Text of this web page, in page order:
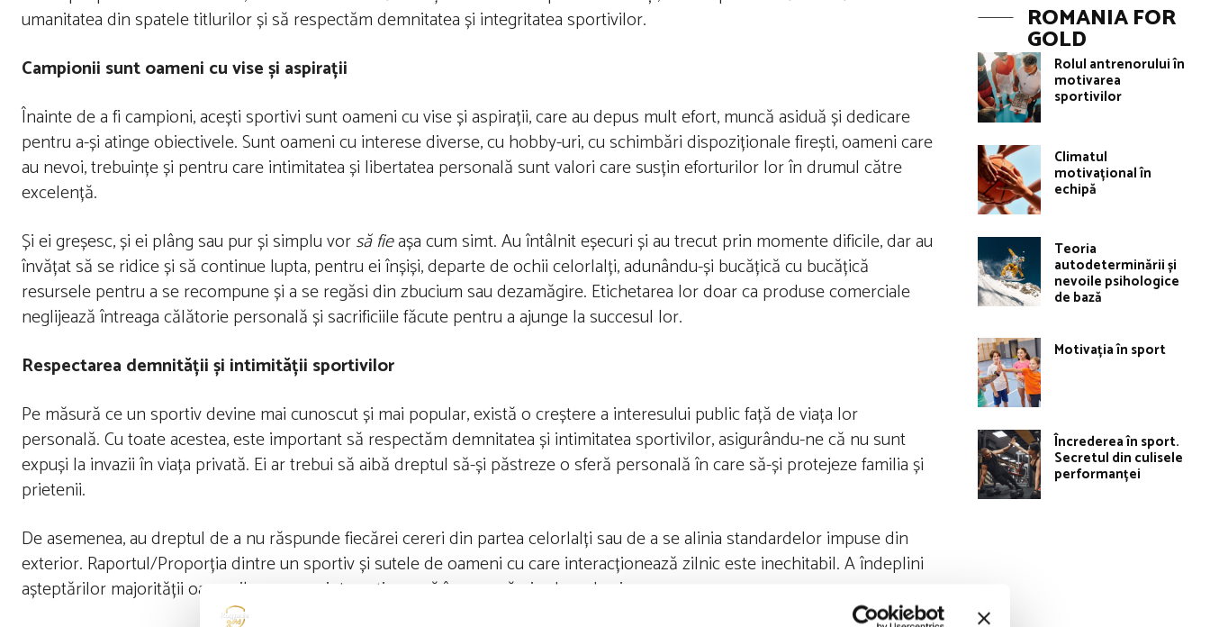
umanitatea din spatele titlurilor și să respectăm demnitatea și integritatea sportivilor.
Campionii sunt oameni cu vise și aspirații
Înainte de a fi campioni, acești sportivi sunt oameni cu vise și aspirații, care au depus mult efort, muncă asiduă și dedicare
pentru a-și atinge obiectivele. Sunt oameni cu interese diverse, cu hobby-uri, cu schimbări dispoziționale firești, oameni care
au nevoi, trebuințe și pentru care intimitatea și libertatea personală sunt valori care susțin eforturilor lor în drumul către
excelență.
Și ei greșesc, și ei plâng sau pur și simplu vorsă fieașa cum simt. Au întâlnit eșecuri și au trecut prin momente dificile, dar au
învățat să se ridice și să continue lupta, pentru ei înșiși, departe de ochii celorlalți, adunându-și bucățică cu bucățică
resursele pentru a se recompune și a se regăsi din zbucium sau dezamăgire. Etichetarea lor doar ca produse comerciale
neglijează întreaga călătorie personală și sacrificiile făcute pentru a ajunge la succesul lor.
Respectarea demnității și intimității sportivilor
Pe măsură ce un sportiv devine mai cunoscut și mai popular, există o creștere a interesului public față de viața lor
personală. Cu toate acestea, este important să respectăm demnitatea și intimitatea sportivilor, asigurându-ne că nu sunt
expuși la invazii în viața privată. Ei ar trebui să aibă dreptul să-și păstreze o sferă personală în care să-și protejeze familia și
prietenii.
De asemenea, au dreptul de a nu răspunde fiecărei cereri din partea celorlalți sau de a se alinia standardelor impuse din
exterior. Raportul/Proporția dintre un sportiv și sutele de oameni cu care interacționează zilnic este inechitabil. A îndeplini
așteptărilor majorității oamenilor cu care interacționează înseamnă pierdere de sine.
ROMANIA FOR
GOLD
Rolul antrenorului în
motivarea
sportivilor
Climatul
motivațional în
echipă
Teoria
autodeterminării și
nevoile psihologice
de bază
Motivația în sport
Încrederea în sport.
Secretul din culisele
performanței